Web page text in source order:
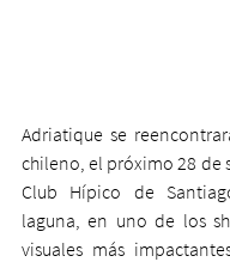
Adriatique se
chileno, el próximo 28 de
Club Hípico de
laguna, en uno de los
visuales más